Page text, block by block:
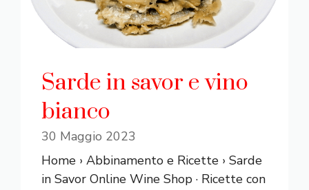
Sarde in savor e vino
bianco
30 Maggio 2023
Home › Abbinamento e Ricette › Sarde
in Savor Online Wine Shop · Ricette con